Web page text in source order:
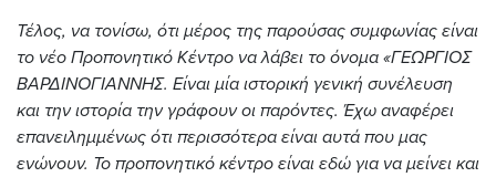
Τέλος, να τονίσω, ότι μέρος της παρούσας συμφωνίας είναι
το νέο Προπονητικό Κέντρο να λάβει το όνομα «ΓΕΩΡΓΙΟΣ
ΒΑΡΔΙΝΟΓΙΑΝΝΗΣ. Είναι μία ιστορική γενική συνέλευση
και την ιστορία την γράφουν οι παρόντες. Έχω αναφέρει
επανειλημμένως ότι περισσότερα είναι αυτά που μας
ενώνουν. Το προπονητικό κέντρο είναι εδώ για να μείνει και